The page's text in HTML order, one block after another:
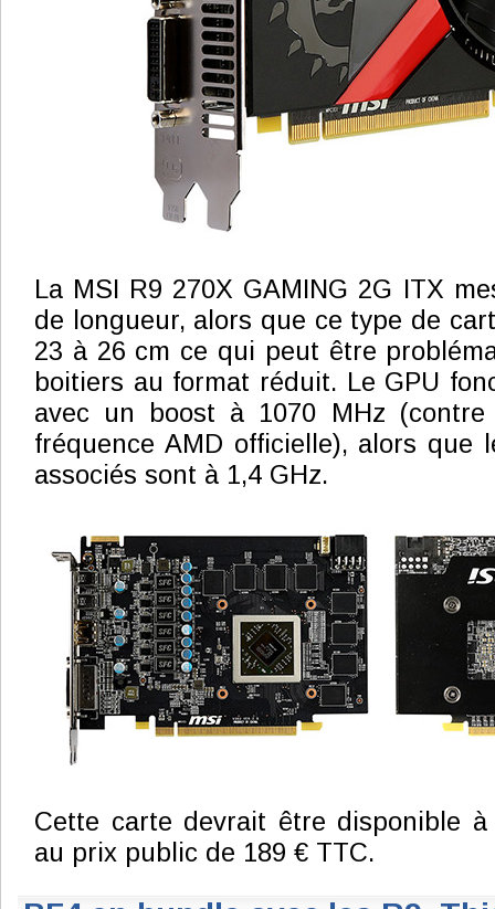
La MSI R9 270X GAMING 2G ITX
de longueur, alors que ce type de
23 à 26 cm ce qui peut être
boitiers au format réduit. Le GPU
avec un boost à 1070 MHz
fréquence AMD officielle), alors que
associés sont à 1,4 GHz.
Cette carte devrait être disponible
au prix public de 189 € TTC.